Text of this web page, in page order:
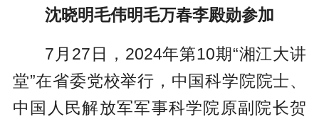
沈晓明毛伟明毛万春李殿勋参加
7月27日，2024年第10期“湘江大讲
堂”在省委党校举行，中国科学院院士、
中国人民解放军军事科学院原副院长贺